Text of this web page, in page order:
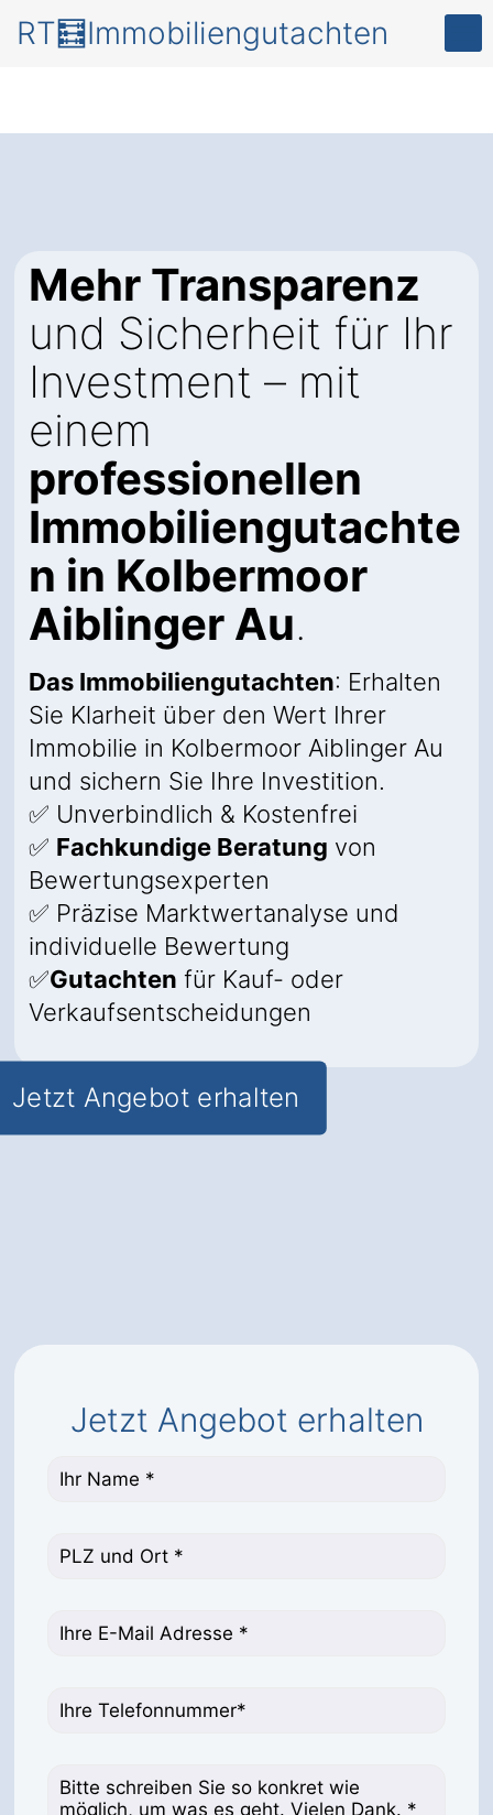
RT🧮Immobiliengutachten
Mehr Transparenz
und Sicherheit für Ihr
Investment – mit
einem
professionellen
Immobiliengutachte
n in Kolbermoor
Aiblinger Au.
Das Immobiliengutachten: Erhalten
Sie Klarheit über den Wert Ihrer
Immobilie in Kolbermoor Aiblinger Au
und sichern Sie Ihre Investition.
✅ Unverbindlich & Kostenfrei
✅ Fachkundige Beratung von
Bewertungsexperten
✅ Präzise Marktwertanalyse und
individuelle Bewertung
✅Gutachten für Kauf- oder
Verkaufsentscheidungen
Jetzt Angebot erhalten
Jetzt Angebot erhalten